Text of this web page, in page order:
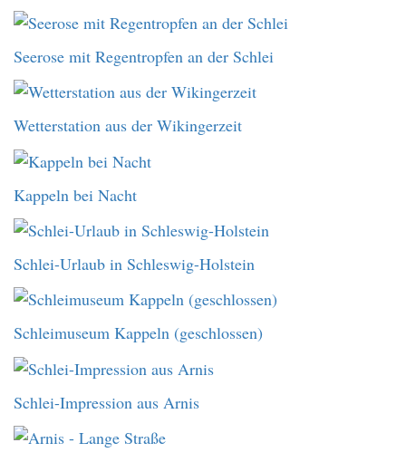
Seerose mit Regentropfen an der Schlei
Wetterstation aus der Wikingerzeit
Kappeln bei Nacht
Schlei-Urlaub in Schleswig-Holstein
Schleimuseum Kappeln (geschlossen)
Schlei-Impression aus Arnis